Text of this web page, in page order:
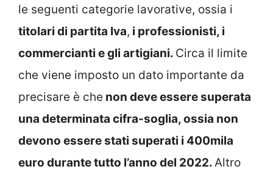
le seguenti categorie lavorative, ossia i
titolari di partita Iva, i professionisti, i
commercianti e gli artigiani. Circa il limite
che viene imposto un dato importante da
precisare è che non deve essere superata
una determinata cifra-soglia, ossia non
devono essere stati superati i 400mila
euro durante tutto l’anno del 2022.Altro